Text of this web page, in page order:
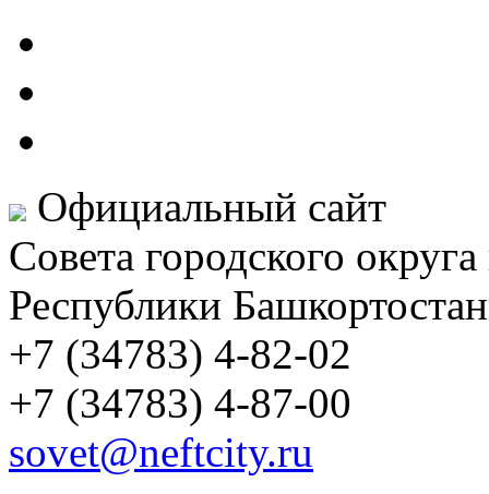
Официальный сайт
Совета городского
Республики Башкортостан
+7 (34783) 4-82-02
+7 (34783) 4-87-00
sovet@neftcity.ru